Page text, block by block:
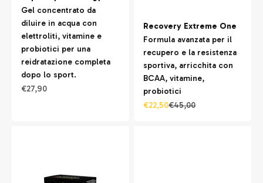
Gel concentrato da
diluire in acqua con
elettroliti, vitamine e
probiotici per una
reidratazione completa
dopo lo sport.
Prezzo scontato
€27,90
Recovery Extreme One
Formula avanzata per il
recupero e la resistenza
sportiva, arricchita con
BCAA, vitamine,
probiotici
Prezzo scontato
€22,50Prezzo
€45,00